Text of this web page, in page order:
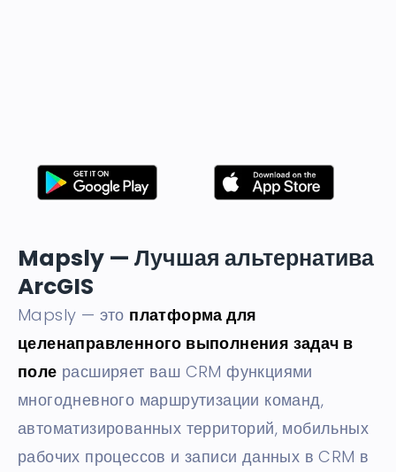
Mapsly — Лучшая альтернатива
ArcGIS
Mapsly — это платформа для
целенаправленного выполнения задач в
поле расширяет ваш CRM функциями
многодневного маршрутизации команд,
автоматизированных территорий, мобильных
рабочих процессов и записи данных в CRM в